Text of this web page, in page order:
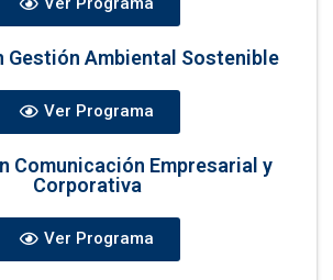
Gestión Ambiental Sostenible
Ver Programa
Comunicación Empresarial y
Corporativa
Ver Programa